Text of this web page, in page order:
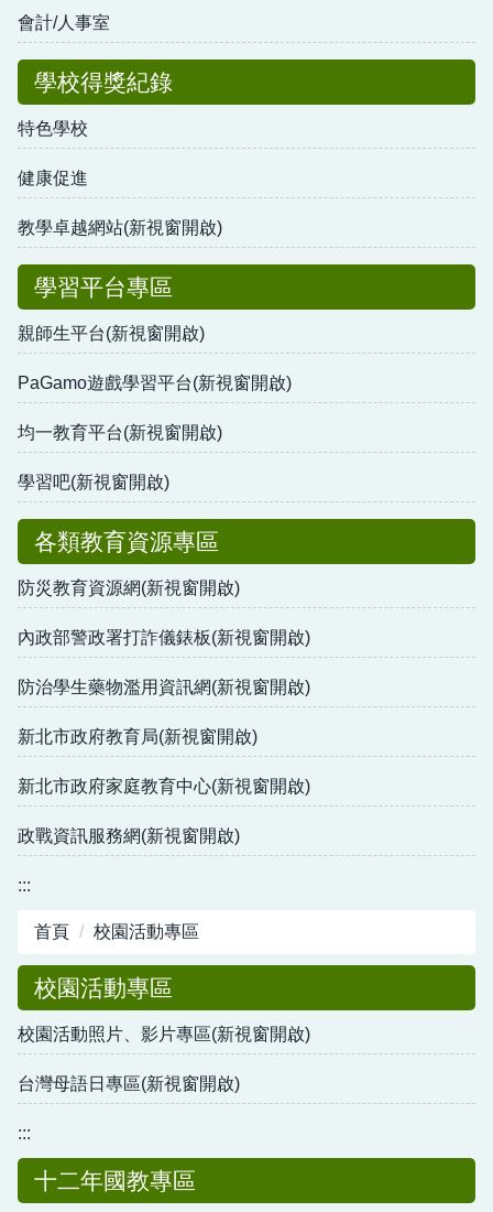
會計/人事室
學校得獎紀錄
特色學校
健康促進
教學卓越網站(新視窗開啟)
學習平台專區
親師生平台(新視窗開啟)
PaGamo遊戲學習平台(新視窗開啟)
均一教育平台(新視窗開啟)
學習吧(新視窗開啟)
各類教育資源專區
防災教育資源網(新視窗開啟)
內政部警政署打詐儀錶板(新視窗開啟)
防治學生藥物濫用資訊網(新視窗開啟)
新北市政府教育局(新視窗開啟)
新北市政府家庭教育中心(新視窗開啟)
政戰資訊服務網(新視窗開啟)
:::
首頁 校園活動專區
校園活動專區
校園活動照片、影片專區(新視窗開啟)
台灣母語日專區(新視窗開啟)
:::
十二年國教專區